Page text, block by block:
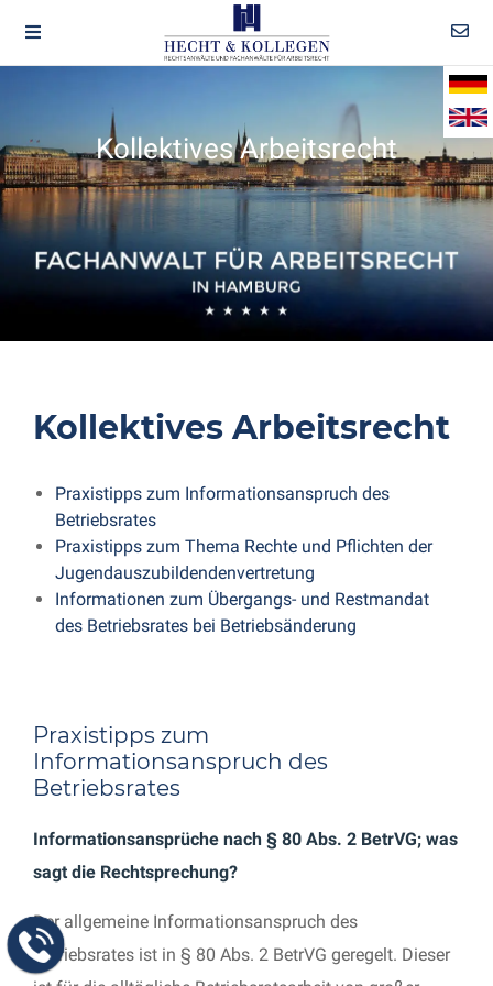
Kollektives Arbeitsrecht
Kollektives Arbeitsrecht
Praxistipps zum Informationsanspruch des
Betriebsrates
Praxistipps zum Thema Rechte und Pflichten der
Jugendauszubildendenvertretung
Informationen zum Übergangs- und Restmandat
des Betriebsrates bei Betriebsänderung
Praxistipps zum
Informationsanspruch des
Betriebsrates
Informationsansprüche nach § 80 Abs. 2 BetrVG; was
sagt die Rechtsprechung?
Der allgemeine Informationsanspruch des
Betriebsrates ist in § 80 Abs. 2 BetrVG geregelt. Dieser